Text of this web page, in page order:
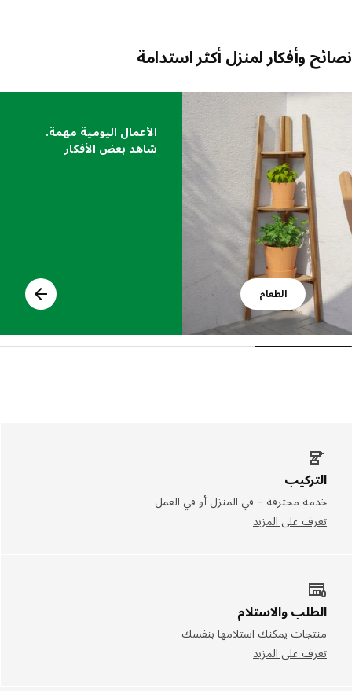
وأفكار لمنزل أكثر استدامة
الطعام
الأعمال اليومية مهمة.
شاهد بعض الأفكار
التركيب
خدمة محترفة – في المنزل أو في العمل
تعرف على المزيد
الطلب والاستلام
منتجات يمكنك استلامها بنفسك
تعرف على المزيد